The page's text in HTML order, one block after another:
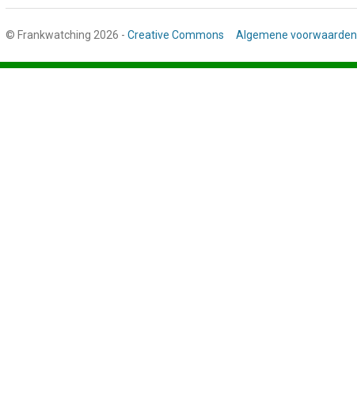
© Frankwatching 2026 - Creative Commons Algemene voorwaarden